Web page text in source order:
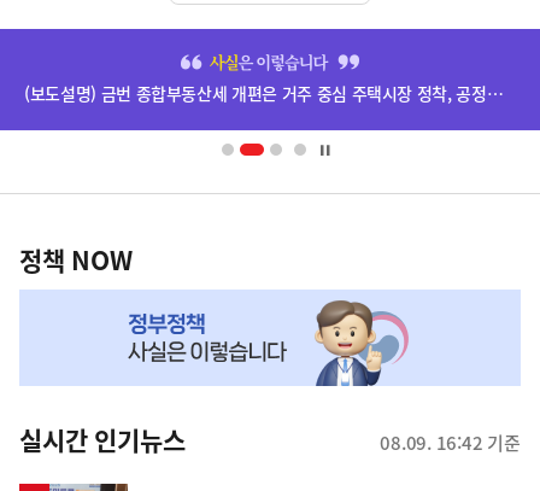
영
(보도설명) 금번 종합부동산세 개편은 거주 중심 주택시장 정착, 공정과세 및 과세형평 제고를 위한 것입니다.
책
NOW,
뉴
스
정책 NOW
실시간 인기뉴스 08.09. 16:42 기준